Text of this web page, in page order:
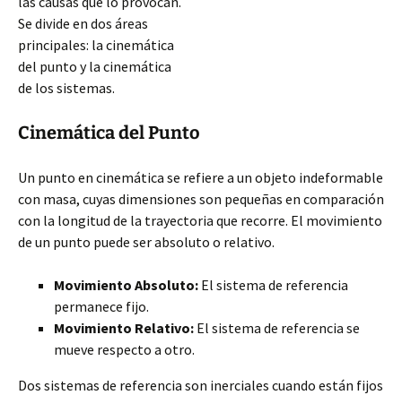
Se divide en dos áreas
principales: la cinemática
del punto y la cinemática
de los sistemas.
Cinemática del Punto
Un punto en cinemática se refiere a un objeto indeformable
con masa, cuyas dimensiones son pequeñas en comparación
con la longitud de la trayectoria que recorre. El movimiento
de un punto puede ser absoluto o relativo.
Movimiento Absoluto: El sistema de referencia
permanece fijo.
Movimiento Relativo: El sistema de referencia se
mueve respecto a otro.
Dos sistemas de referencia son inerciales cuando están fijos